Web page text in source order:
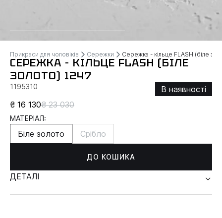
Прикраси для чоловіків Сережки Сережка - кільце FLASH (біле
СЕРЕЖКА - КІЛЬЦЕ FLASH (БІЛЕ
ЗОЛОТО) 1247
1195310
В наявності
₴ 16 130₴ 23 030
МАТЕРІАЛ:
Біле золото Срібло
ДО КОШИКА
ДЕТАЛІ